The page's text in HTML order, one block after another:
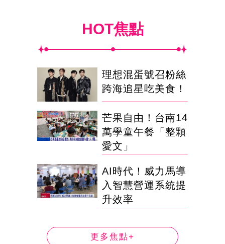
HOT焦點
理想混蛋號召粉絲
跨海追星吃美食！
芒果自由！台南14
萬學童午餐「整顆
愛文」
AI時代！威力馬導
入智慧營運系統提
升效率
更多焦點+